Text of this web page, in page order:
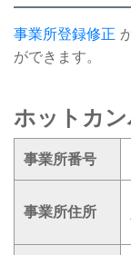
事業所登録修正
ができます。
ホットカ
事業所番号
事業所住所